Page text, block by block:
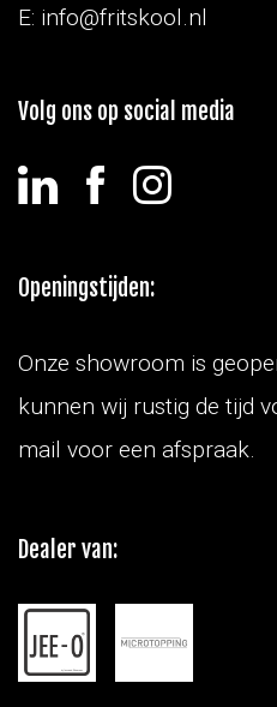
E: info@fritskool.nl
Volg ons op social media
Openingstijden:
Onze showroom is
kunnen wij rustig de tijd
mail voor een afspraak.
Dealer van: